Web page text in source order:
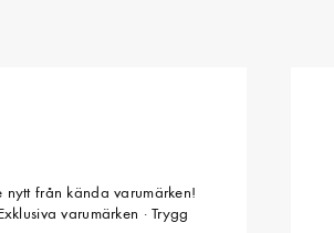
nytt från kända varumärken!
varumärken · Trygg